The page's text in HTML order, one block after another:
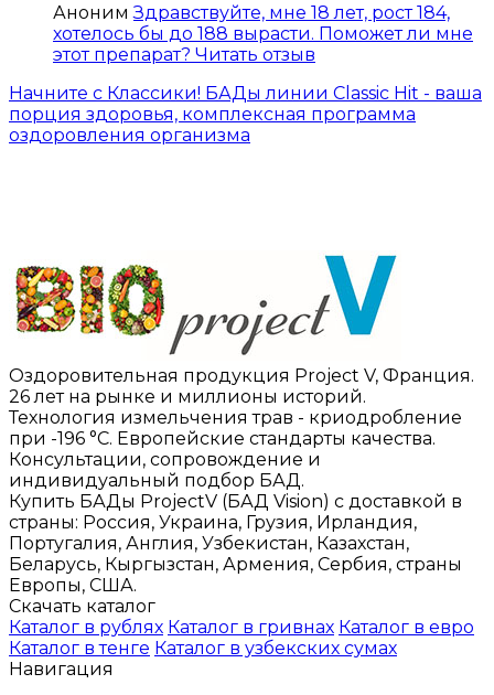
Аноним Здравствуйте, мне 18 лет, рост 184,
хотелось бы до 188 вырасти. Поможет ли мне
этот препарат? Читать отзыв
Начните с Классики! БАДы линии Classic Hit - ваша
порция здоровья, комплексная программа
оздоровления организма
Оздоровительная продукция Project V, Франция.
26 лет на рынке и миллионы историй.
Технология измельчения трав - криодробление
при -196 °C. Европейские стандарты качества.
Консультации, сопровождение и
индивидуальный подбор БАД.
Купить БАДы ProjectV (БАД Vision) с доставкой в
страны: Россия, Украина, Грузия, Ирландия,
Португалия, Англия, Узбекистан, Казахстан,
Беларусь, Кыргызстан, Армения, Сербия, страны
Европы, США.
Скачать каталог
Каталог в рублях Каталог в гривнах Каталог в евро
Каталог в тенге Каталог в узбекских сумах
Навигация